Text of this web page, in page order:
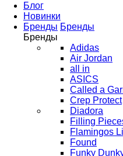
Блог
Новинки
Бренды Бренды
Бренды
Adidas
Air Jordan
all in
ASICS
Called a
Crep Protect
Diadora
Filling
Flamingos
Found
Funky